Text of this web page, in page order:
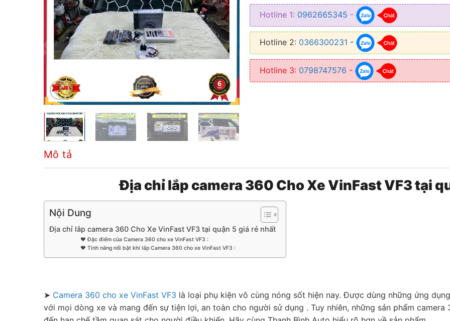
• Giúp hỗ trợ người lái xe tránh được những va chạm phía sau
Hotline 1: 0962665345 -
Hotline 2: 0366300231 -
Hotline 3: 0798747576 -
Mô tả
Địa chỉ lắp camera 360 Cho Xe VinFast VF3 tại
Nội Dung
Địa chỉ lắp camera 360 Cho Xe VinFast VF3 tại quận 5 giá rẻ nhất
♥︎ Đặc điểm của Camera 360 cho xe VinFast VF3 :
♥︎ Tính năng nổi bật khi lắp Camera 360 cho xe VinFast VF3 :
➤ Camera 360 cho xe VinFast VF3 là loại phụ kiện vô cùng nóng sốt hiện nay. Được dùng những ứng
với mọi dòng xe và mang đến sự tiện lợi, an toàn cho người sử dụng . Tuy nhiên, những sản phẩm